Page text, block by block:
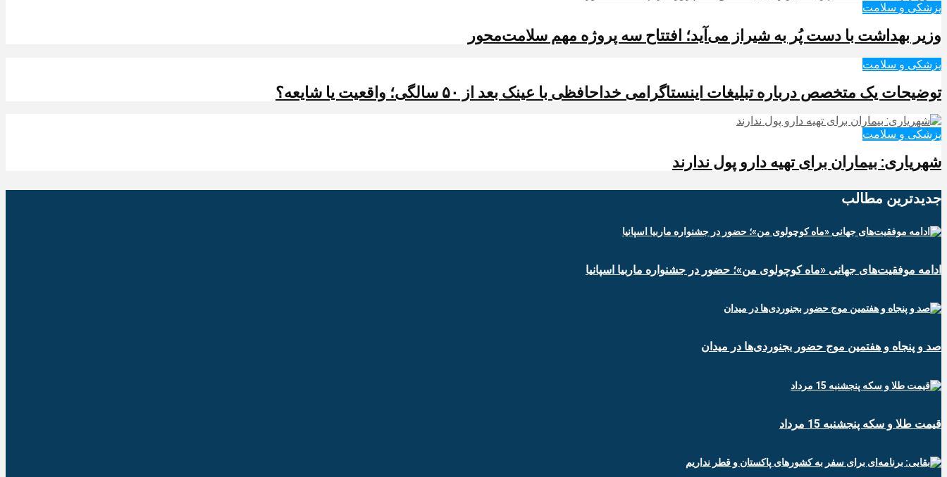
پزشکی و سلامت
وزیر بهداشت با دست پُر به شیراز می‌آید؛ افتتاح سه پروژه مهم سلامت‌محور
پزشکی و سلامت
توضیحات یک متخصص درباره تبلیغات اینستاگرامی خداحافظی با عینک بعد از ۵۰ سالگی؛ واقعیت یا شایعه؟
پزشکی و سلامت
شهریاری: بیماران برای تهیه دارو پول ندارند
جدیدترین‌ مطالب
ادامه موفقیت‌های جهانی «ماه کوچولوی من»؛ حضور در جشنواره ماربیا اسپانیا
صد و پنجاه و هفتمین موج حضور بجنوردی‌ها در میدان
قیمت طلا و سکه پنجشنبه 15 مرداد